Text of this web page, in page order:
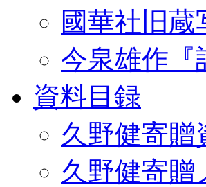
國華社旧
今泉雄作『
資料目録
久野健寄贈
久野健寄贈